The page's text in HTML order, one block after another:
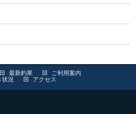
最新釣果
ご利用案内
状況 アクセス